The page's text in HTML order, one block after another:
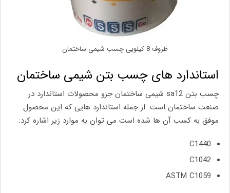
ظروف 8 کیلویی چسب شیمی ساختمان
استاندارد های چسب بتن شیمی ساختمان
چسب بتن sa12 شیمی ساختمان جزو محصولات استاندارد در
صنعت ساختمان است. از جمله استاندارد هایی که این محصول
موفق به کسب آن ها شده است می توان به موارد زیر اشاره کرد:
C1440
C1042
ASTM C1059